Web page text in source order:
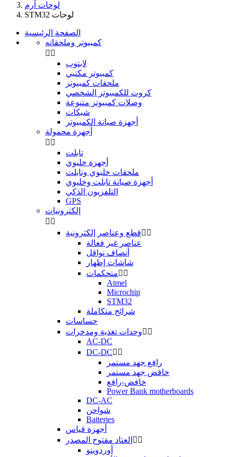
لوحات آرم
STM32 لوحات
الصفحة الرئيسية
كمبيوتر وملحقاته
 
لابتوب
كمبيوتر مكتبي
ملحقات كمبيوتر
كروت للكمبيوتر الشخصي
وصلات كمبيوتر متنوعة
شبكات
أجهزة صيانة الكمبيوتر
أجهزة محمولة
 
تابلت
أجهزة خليوي
ملحقات خليوي وتابلت
أجهزة صيانة تابلت وخليوي
التلفزيون الذكي
GPS
إلكترونيات
 
قطع وعناصر إلكترونية 
عناصر غير فعالة
أنصاف نواقل
شاشات إظهار
متحكمات 
Atmel
Microchip
STM32
شرائح متكاملة
حساسات
وحدات تغذية ومدخرات 
AC-DC
DC-DC 
رافع جهد مستمر
خافض جهد مستمر
خافض-رافع
Power Bank motherboards
DC-AC
شواحن
Batteries
أجهزة قياس
العتاد مفتوح المصدر  
أوردوينو